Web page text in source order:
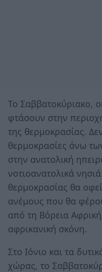
Το Σαββατοκύριακο,
φτάσουν στην
της θερμοκρασίας.
θερμοκρασίες άνω
στην ανατολική
νοτιοανατολικά
θερμοκρασίας θα
ανέμους που θα
από τη Βόρεια
αφρικανική σκόνη.
Στο Ιόνιο και τα
χώρας, το